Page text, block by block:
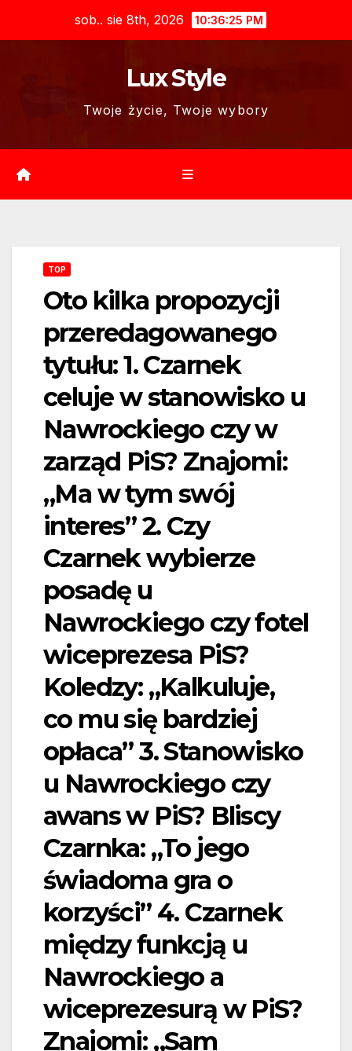
sob.. sie 8th, 2026 10:36:27 PM
Lux Style
Twoje życie, Twoje wybory
TOP
Oto kilka propozycji
przeredagowanego
tytułu: 1. Czarnek
celuje w stanowisko u
Nawrockiego czy w
zarząd PiS? Znajomi:
„Ma w tym swój
interes” 2. Czy
Czarnek wybierze
posadę u
Nawrockiego czy fotel
wiceprezesa PiS?
Koledzy: „Kalkuluje,
co mu się bardziej
opłaca” 3. Stanowisko
u Nawrockiego czy
awans w PiS? Bliscy
Czarnka: „To jego
świadoma gra o
korzyści” 4. Czarnek
między funkcją u
Nawrockiego a
wiceprezesurą w PiS?
Znajomi: „Sam